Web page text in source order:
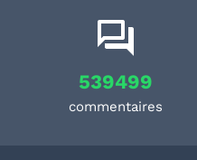
539499
commentaires